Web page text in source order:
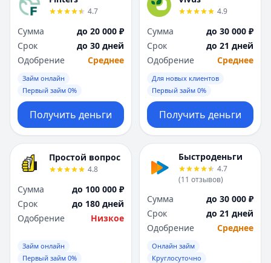
4.7
Сумма
до 20 000 ₽
Срок
до 30 дней
Одобрение
Среднее
Займ онлайн
Первый займ 0%
Получить деньги
4.9
Сумма
до 30 000 ₽
Срок
до 21 дней
Одобрение
Среднее
Для новых клиентов
Первый займ 0%
Получить деньги
Простой вопрос
4.8
Сумма
до 100 000 ₽
Срок
до 180 дней
Одобрение
Низкое
Займ онлайн
Первый займ 0%
Быстроденьги
4.7
(11 отзывов)
Сумма
до 30 000 ₽
Срок
до 21 дней
Одобрение
Среднее
Онлайн займ
Круглосуточно